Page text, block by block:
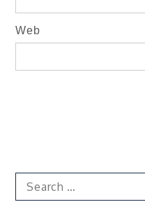
Web
Search
for: